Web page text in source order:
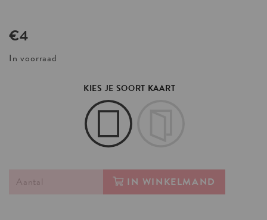
€4
In voorraad
KIES JE SOORT KAART
IN WINKELMAND